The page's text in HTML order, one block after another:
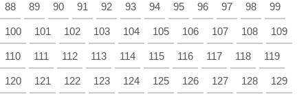
88 89 90 91 92 93 94 95 96 97 98 99
100 101 102 103 104 105 106 107 108 109
110 111 112 113 114 115 116 117 118 119
120 121 122 123 124 125 126 127 128 129